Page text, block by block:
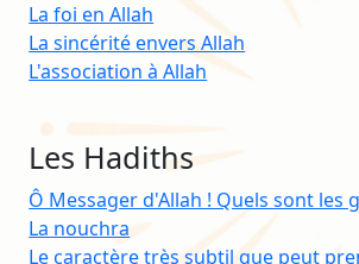
La foi en Allah
La sincérité envers Allah
L'association à Allah
Les Hadiths
Ô Messager d'Allah ! Quels sont les
La nouchra
Le caractère très subtil que peut